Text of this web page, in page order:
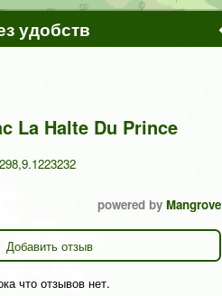
удобств
La Halte Du Prince
powered by Mangrove
Добавить отзыв
что отзывов нет.